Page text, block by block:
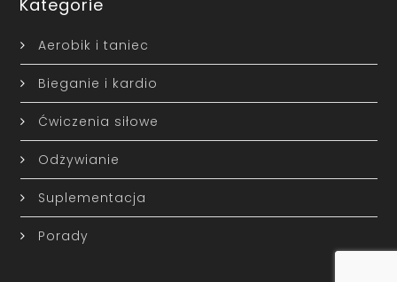
Kategorie
Aerobik i taniec
Bieganie i kardio
Ćwiczenia siłowe
Odżywianie
Suplementacja
Porady